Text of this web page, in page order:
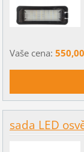
Vaše cena:
sada LED